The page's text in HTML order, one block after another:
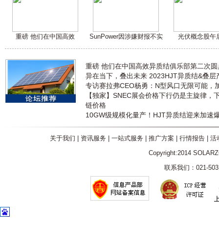
重磅 他们在中国高效 SunPower因涉嫌财报不实 光伏概念股午
重磅 他们在中国高效异质结俱乐部第二次
异在当下，叠出未来 2023HJT异质结&叠层
专访赛拉弗CEO杨勇：N型风口无限可能，
【独家】SNEC展会价格下行仍是主旋律，
链价格
10GW级规模化量产！HJT异质结迎来加速
关于我们 资讯服务 一站式服务 推广方案 行情报告| 活
Copyright:2014
联系我们：021-